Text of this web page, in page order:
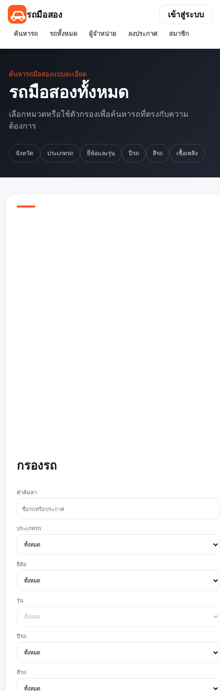
รถมือสอง
ค้นหารถ รถทั้งหมด ผู้จำหน่าย ลงประกาศ สมาชิก
เข้าสู่ระบบ
ค้นหารถมือสองแบบละเอียด
รถมือสองทั้งหมด
เลือกหมวดหรือใช้ตัวกรองเพื่อค้นหารถที่ตรงกับความ
ต้องการ
จังหวัด ประเภทรถ ยี่ห้อและรุ่น ปีรถ สีรถ เชื้อเพลิง
กรองรถ
คำค้นหา
ประเภทรถ
ยี่ห้อ
รุ่น
ปีรถ
สีรถ